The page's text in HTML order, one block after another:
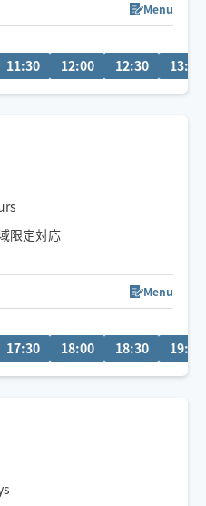
が、終了次第お返し致しま
有。
Menu
11:30 12:00 12:30 13:00
限定対応
Menu
17:30 18:00 18:30 19:00